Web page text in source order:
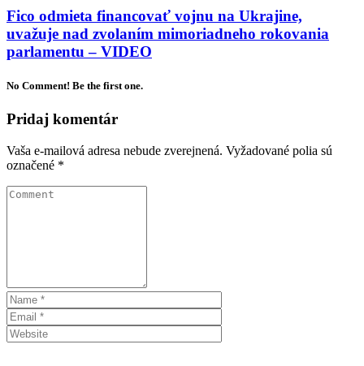
Fico odmieta financovať vojnu na Ukrajine,
uvažuje nad zvolaním mimoriadneho rokovania
parlamentu – VIDEO
No Comment! Be the first one.
Pridaj komentár
Vaša e-mailová adresa nebude zverejnená. Vyžadované polia sú
označené *